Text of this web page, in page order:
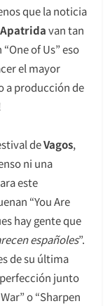
que la noticia
van tan
of Us” eso
el mayor
a producción de
deVagos,
ni una
este
“You Are
hay gente que
españoles”.
de su última
perfección junto
o “Sharpen